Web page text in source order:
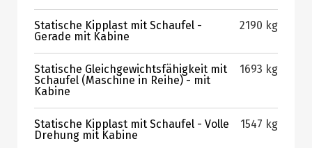
Statische Kipplast mit Schaufel -
Gerade mit Kabine
2190 kg
Statische Gleichgewichtsfähigkeit mit
Schaufel (Maschine in Reihe) - mit
Kabine
1693 kg
Statische Kipplast mit Schaufel - Volle
Drehung mit Kabine
1547 kg